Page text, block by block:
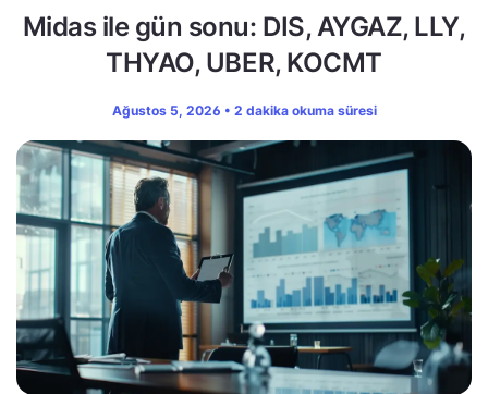
Midas ile gün sonu: DIS, AYGAZ, LLY,
THYAO, UBER, KOCMT
Ağustos 5, 2026 • 2 dakika okuma süresi